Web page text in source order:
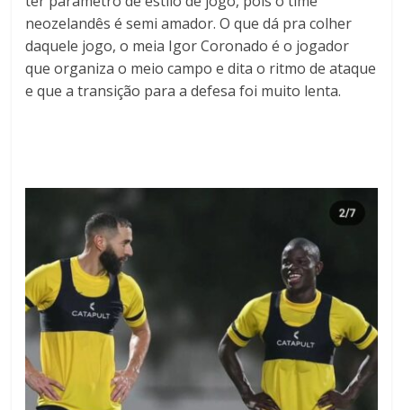
neozelandês é semi amador. O que dá pra colher
daquele jogo, o meia Igor Coronado é o jogador
que organiza o meio campo e dita o ritmo de ataque
e que a transição para a defesa foi muito lenta.